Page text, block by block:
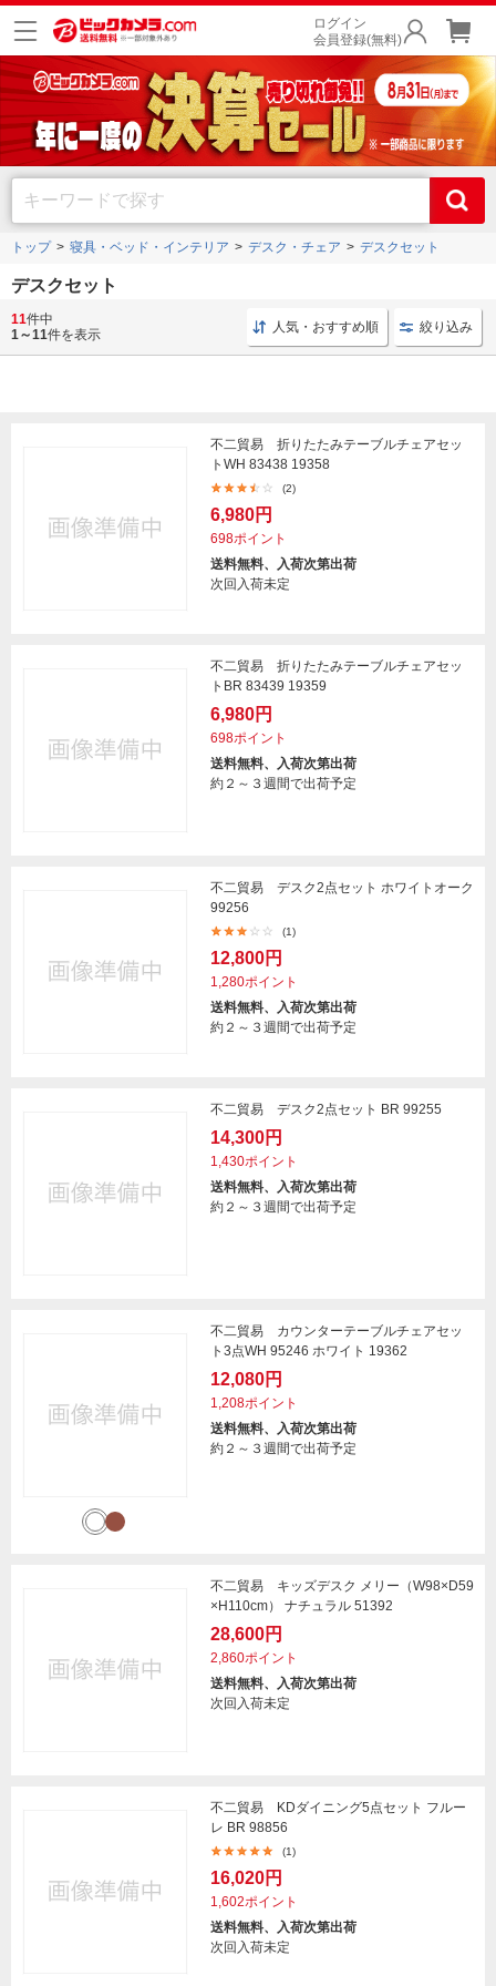
ログイン
会員登録(無料)
トップ 寝具・ベッド・インテリア デスク・チェア デスクセット
デスクセット
お買い得セール お得なキャンペーン
11件中
1～11件を表示 人気・おすすめ順 絞り込み
不二貿易 折りたたみテーブルチェアセッ
トWH 83438 19358
(2)
6,980円
698ポイント
送料無料、入荷次第出荷
次回入荷未定
不二貿易 折りたたみテーブルチェアセッ
トBR 83439 19359
6,980円
698ポイント
送料無料、入荷次第出荷
約２～３週間で出荷予定
不二貿易 デスク2点セット ホワイトオーク
99256
(1)
12,800円
1,280ポイント
送料無料、入荷次第出荷
約２～３週間で出荷予定
不二貿易 デスク2点セット BR 99255
14,300円
1,430ポイント
送料無料、入荷次第出荷
約２～３週間で出荷予定
不二貿易 カウンターテーブルチェアセッ
ト3点WH 95246 ホワイト 19362
12,080円
1,208ポイント
送料無料、入荷次第出荷
約２～３週間で出荷予定
不二貿易 キッズデスク メリー（W98×D59
×H110cm） ナチュラル 51392
28,600円
2,860ポイント
送料無料、入荷次第出荷
次回入荷未定
不二貿易 KDダイニング5点セット フルー
レ BR 98856
(1)
16,020円
1,602ポイント
送料無料、入荷次第出荷
次回入荷未定